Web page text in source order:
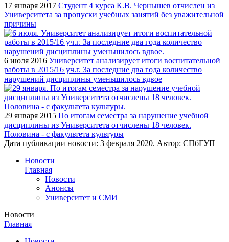
17 января 2017 Студент 4 курса К.В. Чернышев отчислен из
Университета за пропуски учебных занятий без уважительной
причины
6 июля 2016 Университет анализирует итоги воспитательной
работы в 2015/16 уч.г. За последние два года количество
нарушений дисциплины уменьшилось вдвое
29 января 2015 По итогам семестра за нарушение учебной
дисциплины из Университета отчислены 18 человек.
Половина - с факультета культуры
Дата публикации новости: 3 февраля 2020. Автор: СПбГУП
Новости
Главная
Новости
Анонсы
Университет и СМИ
Новости
Главная